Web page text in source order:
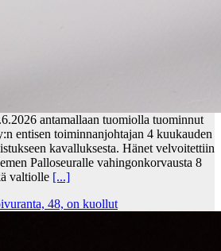
antamallaan tuomiolla tuominnut
entisen toiminnanjohtajan 4 kuukauden
kavalluksesta. Hänet velvoitettiin
Palloseuralle vahingonkorvausta 8
valtiolle [...]
48, on kuollut